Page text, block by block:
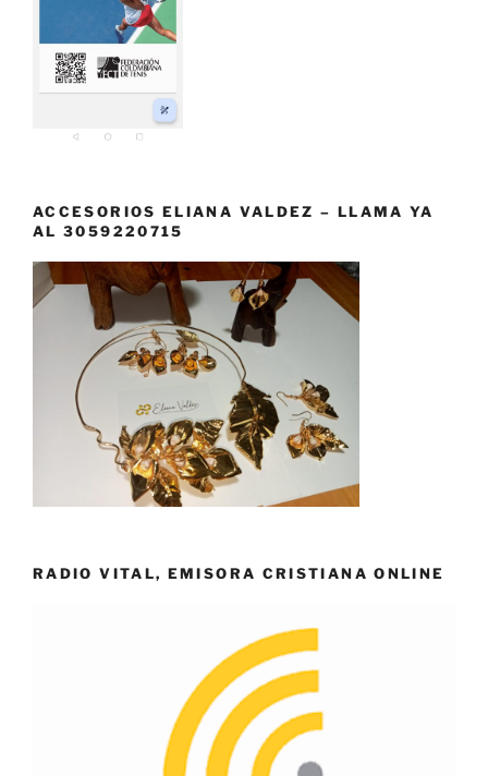
ACCESORIOS ELIANA VALDEZ – LLAMA YA
AL 3059220715
RADIO VITAL, EMISORA CRISTIANA ONLINE